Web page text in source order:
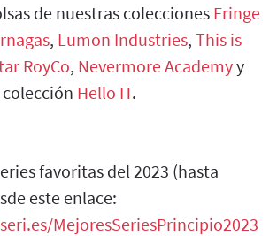
de nuestras colecciones Fringe
, Lumon Industries, This is
RoyCo, Nevermore Academyy
Hello IT.
favoritas del 2023 (hasta
este enlace:
MejoresSeriesPrincipio2023